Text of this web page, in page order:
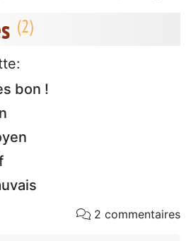
bon !
2 commentaires